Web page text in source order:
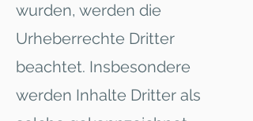
wurden, werden die
Urheberrechte Dritter
beachtet. Insbesondere
werden Inhalte Dritter als